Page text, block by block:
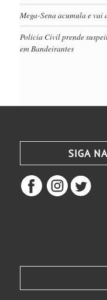
Mega-Sena acumula e vai
Polícia Civil prende
em Bandeirantes
SIGA